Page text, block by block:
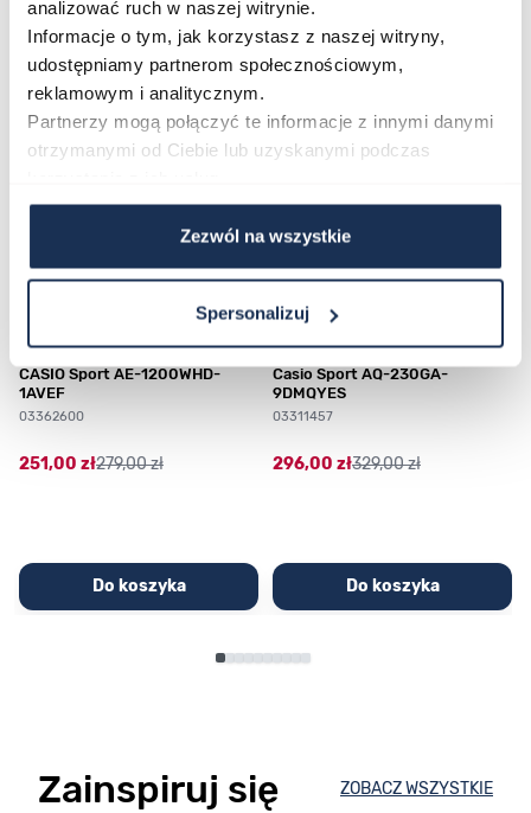
analizować ruch w naszej witrynie.
Informacje o tym, jak korzystasz z naszej witryny,
udostępniamy partnerom społecznościowym,
reklamowym i analitycznym.
Partnerzy mogą połączyć te informacje z innymi danymi
otrzymanymi od Ciebie lub uzyskanymi podczas
Zezwól na wszystkie
Spersonalizuj
Najczęściej kupowane
Poruszanie się po elementach karuzeli jest możliwe za pomocą
Naciśnij, aby pominąć karuzelę
Naciśnij, aby przejść do nawigacji karuzeli
CASIO Sport AE-1200WHD-
1AVEF
03362600
251,00 zł279,00 zł
Do koszyka
Casio Sport AQ-230GA-
9DMQYES
03311457
296,00 zł329,00 zł
Do koszyka
Zainspiruj się ZOBACZ WSZYSTKIE